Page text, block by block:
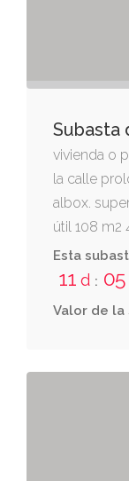
3-b-
Subasta
vivienda o
la calle
albox.
útil 108 m2
c, en
construida
superfície
Esta
11 d : 05
Valor de la